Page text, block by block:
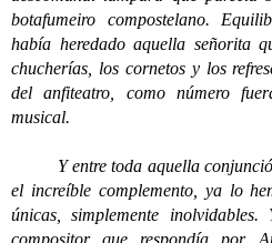
botafumeiro compostelano.
había heredado aquella señorita
chucherías, los cornetos y los
del anfiteatro, como número
musical.
Y entre toda aquella conjunción
el increíble complemento, ya lo
únicas, simplemente
compositor que respondía por